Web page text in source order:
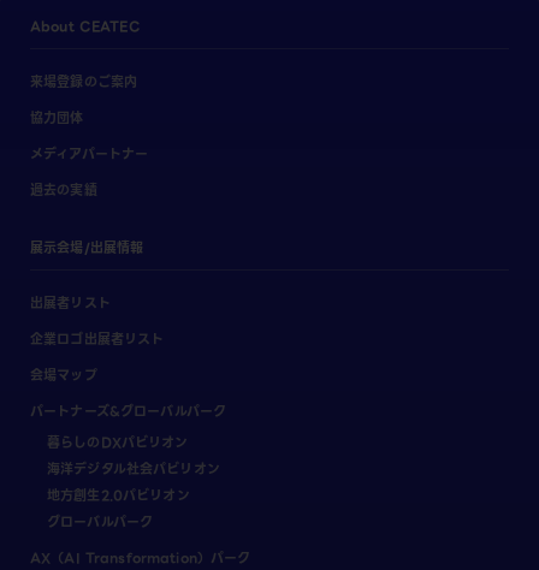
About CEATEC
来場登録のご案内
協力団体
メディアパートナー
過去の実績
展示会場/出展情報
出展者リスト
企業ロゴ出展者リスト
会場マップ
パートナーズ&グローバルパーク
暮らしのDXパビリオン
海洋デジタル社会パビリオン
地方創生2.0パビリオン
グローバルパーク
AX（AI Transformation）パーク